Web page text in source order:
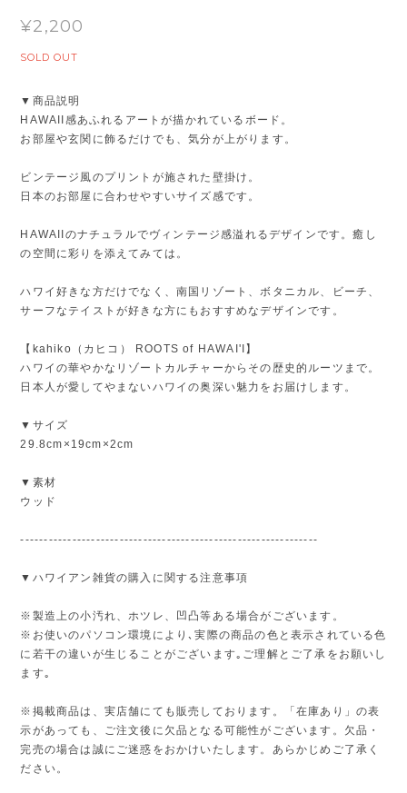
¥2,200
SOLD OUT
▼商品説明
HAWAII感あふれるアートが描かれているボード。
お部屋や玄関に飾るだけでも、気分が上がります。
ビンテージ風のプリントが施された壁掛け。
日本のお部屋に合わせやすいサイズ感です。
HAWAIIのナチュラルでヴィンテージ感溢れるデザインです。癒し
の空間に彩りを添えてみては。
ハワイ好きな方だけでなく、南国リゾート、ボタニカル、ビーチ、
サーフなテイストが好きな方にもおすすめなデザインです。
【kahiko（カヒコ） ROOTS of HAWAI'I】
ハワイの華やかなリゾートカルチャーからその歴史的ルーツまで。
日本人が愛してやまないハワイの奥深い魅力をお届けします。
▼サイズ
29.8cm×19cm×2cm
▼素材
ウッド
---------------------------------------------------------------
▼ハワイアン雑貨の購入に関する注意事項
※製造上の小汚れ、ホツレ、凹凸等ある場合がございます。
※お使いのパソコン環境により､実際の商品の色と表示されている色
に若干の違いが生じることがございます｡ご理解とご了承をお願いし
ます｡
※掲載商品は、実店舗にても販売しております。「在庫あり」の表
示があっても、ご注文後に欠品となる可能性がございます。欠品・
完売の場合は誠にご迷惑をおかけいたします。あらかじめご了承く
ださい。